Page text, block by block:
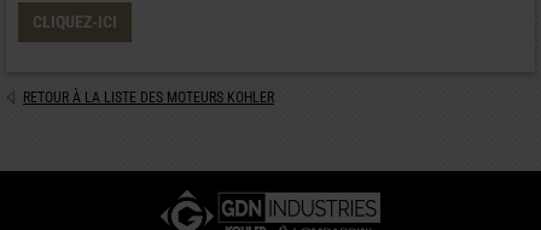
CLIQUEZ-ICI
RETOUR À LA LISTE DES MOTEURS KOHLER